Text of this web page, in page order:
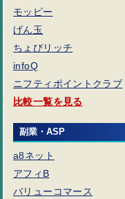
モッピー
げん玉
ちょびリッチ
infoQ
ニフティポイントクラブ
比較一覧を見る
副業・ASP
a8ネット
アフィB
バリューコマース